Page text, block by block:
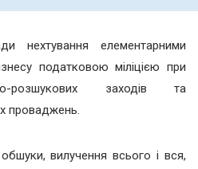
нехтування елементарними
податковою міліцією при
розшукових заходів та
проваджень.
вилучення всього і вся,